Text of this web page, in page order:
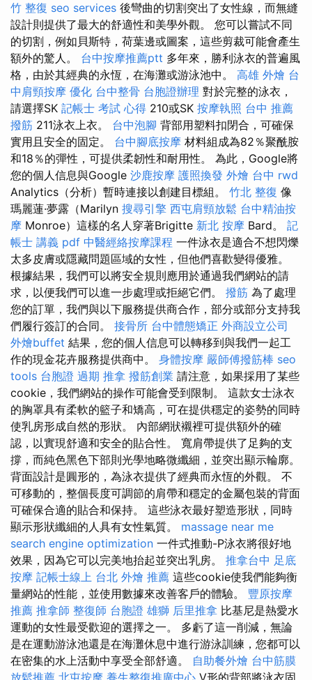
竹 整復 seo services 後彎曲的切割突出了女性線，而無縫
設計則提供了最大的舒適性和美學外觀。 您可以嘗試不同
的切割，例如貝斯特，荷葉邊或圖案，這些剪裁可能會產生
額外的驚人。 台中按摩推薦ptt 多年來，勝利泳衣的普遍風
格，由於其經典的永恆，在海灘或游泳池中。 高雄 外燴 台
中肩頸按摩 優化 台中整骨 台胞證辦理 對於完整的泳衣，
請選擇SK 記帳士 考試 心得 210或SK 按摩執照 台中 推薦
撥筋 211泳衣上衣。 台中泡腳 背部用塑料扣閉合，可確保
實用且安全的固定。 台中腳底按摩 材料組成為82％聚酰胺
和18％的彈性，可提供柔韌性和耐用性。 為此，Google將
您的個人信息與Google 沙鹿按摩 護照換發 外燴 台中 rwd
Analytics（分析）暫時連接以創建目標組。 竹北 整復 像
瑪麗蓮·夢露（Marilyn 搜尋引擎 西屯肩頸放鬆 台中精油按
摩 Monroe）這樣的名人穿著Brigitte 新北 按摩 Bard。 記
帳士 講義 pdf 中醫經絡按摩課程 一件泳衣是適合不想閃爍
太多皮膚或隱藏問題區域的女性，但他們喜歡變得優雅。
根據結果​​，我們可以將安全規則應用於通過我們網站的請
求，以便我們可以進一步處理或拒絕它們。 撥筋 為了處理
您的訂單，我們與以下服務提供商合作，部分或部分支持我
們履行簽訂的合同。 接骨所 台中體態矯正 外商設立公司
外燴buffet 結果，您的個人信息可以轉移到與我們一起工
作的現金花卉服務提供商中。 身體按摩 嚴師傅撥筋棒 seo
tools 台胞證 過期 推拿 撥筋創業 請注意，如果採用了某些
cookie，我們網站的操作可能會受到限制。 這款女士泳衣
的胸罩具有柔軟的籃子和矯高，可在提供穩定的姿勢的同時
使乳房形成自然的形狀。 內部網狀襯裡可提供額外的確
認，以實現舒適和安全的貼合性。 寬肩帶提供了足夠的支
撐，而純色黑色下部則光學地略微纖細，並突出顯示輪廓。
背面設計是圓形的，為泳衣提供了經典而永恆的外觀。 不
可移動的，整個長度可調節的肩帶和穩定的金屬包裝的背面
可確保合適的貼合和保持。 這些泳衣最好塑造形狀，同時
顯示形狀纖細的人具有女性氣質。 massage near me
search engine optimization 一件式推動-P泳衣將很好地
效果，因為它可以完美地抬起並突出乳房。 推拿台中 足底
按摩 記帳士線上 台北 外燴 推薦 這些cookie使我們能夠衡
量網站的性能，並使用數據來改善客戶的體驗。 豐原按摩
推薦 推拿師 整復師 台胞證 雄獅 后里推拿 比基尼是熱愛水
運動的女性最受歡迎的選擇之一。 多虧了這一削減，無論
是在運動游泳池還是在海灘休息中進行游泳訓練，您都可以
在密集的水上活動中享受全部舒適。 自助餐外燴 台中筋膜
放鬆推薦 北屯按摩 養生整復推廣中心 V形的背部將泳衣固